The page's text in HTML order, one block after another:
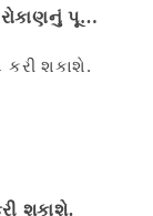
પૂરું
શકાશે.